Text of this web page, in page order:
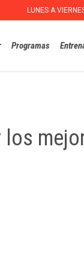
LUNES A
Programas
los